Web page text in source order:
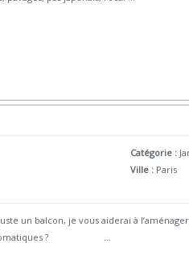
Catégorie :
Ville : Paris
un balcon, je vous aiderai à
d’aromatiques ?